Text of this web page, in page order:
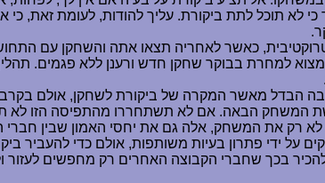
לא תוכל לתת ביקורת. עליך להודות, לעומת זאת,
כאשר לאחריה תצאו אתה והשחקן עם
למחרת בבוקר שחקן חדש ורענן ללא פגמים.
הבדל מאשר המקרה של ביקורת לשחקן, אולם בקרב
המשחק הבאה. אם לא תשתחררו מהתפיסה הזו לא
רק את המשחק, אלה גם את יחסי האמון שבין חברי
על ידי פתרון בעיות משותפות, אולם כדי להעביר
בכך שחברי הקבוצה האחרים רק מחפשים לעזור